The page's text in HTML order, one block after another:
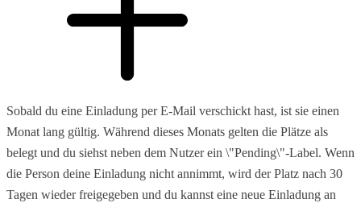
Sobald du eine Einladung per E-Mail verschickt hast, ist sie einen
Monat lang gültig. Während dieses Monats gelten die Plätze als
belegt und du siehst neben dem Nutzer ein \"Pending\"-Label. Wenn
die Person deine Einladung nicht annimmt, wird der Platz nach 30
Tagen wieder freigegeben und du kannst eine neue Einladung an